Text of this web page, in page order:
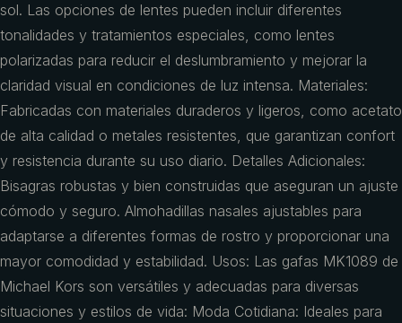
sol. Las opciones de lentes pueden incluir diferentes
tonalidades y tratamientos especiales, como lentes
polarizadas para reducir el deslumbramiento y mejorar la
claridad visual en condiciones de luz intensa. Materiales:
Fabricadas con materiales duraderos y ligeros, como acetato
de alta calidad o metales resistentes, que garantizan confort
y resistencia durante su uso diario. Detalles Adicionales:
Bisagras robustas y bien construidas que aseguran un ajuste
cómodo y seguro. Almohadillas nasales ajustables para
adaptarse a diferentes formas de rostro y proporcionar una
mayor comodidad y estabilidad. Usos: Las gafas MK1089 de
Michael Kors son versátiles y adecuadas para diversas
situaciones y estilos de vida: Moda Cotidiana: Ideales para